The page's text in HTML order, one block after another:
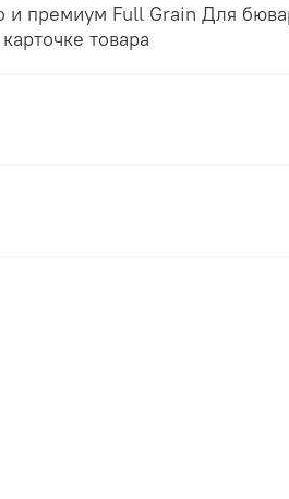
премиум Full Grain Для
товара